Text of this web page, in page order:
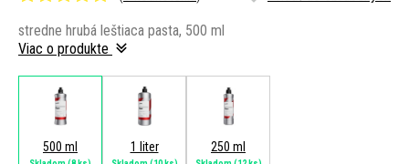
stredne hrubá leštiaca pasta, 500 ml
Viac o produkte
500 ml 1 liter 250 ml